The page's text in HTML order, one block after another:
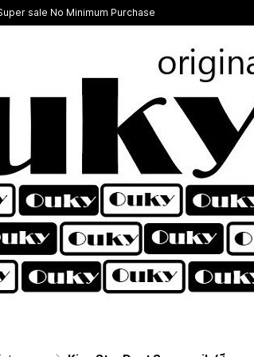
sale No Minimum Purchase